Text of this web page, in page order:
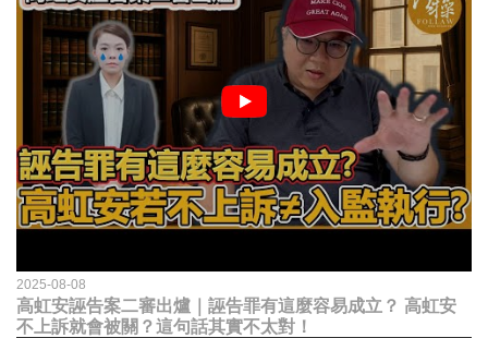
2025-08-08
高虹安誣告案二審出爐｜誣告罪有這麼容易成立？ 高虹安
不上訴就會被關？這句話其實不太對！